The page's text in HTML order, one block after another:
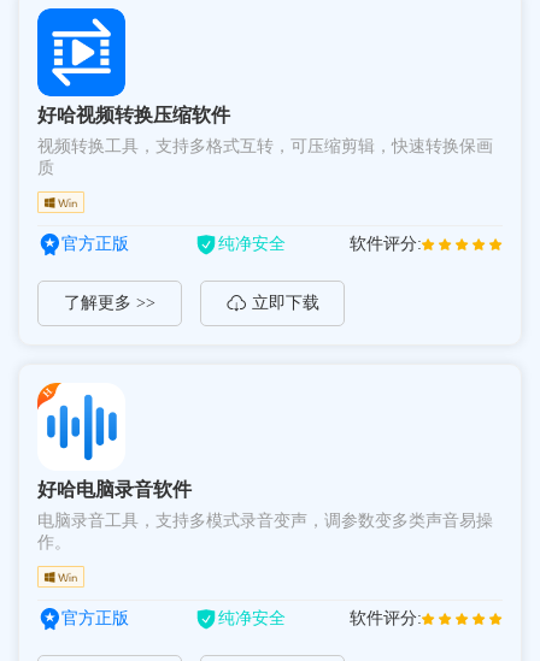
好哈视频转换压缩软件
视频转换工具，支持多格式互转，可压缩剪辑，快速转换保画
质
官方正版 纯净安全 软件评分:
了解更多 >> 立即下载
好哈电脑录音软件
电脑录音工具，支持多模式录音变声，调参数变多类声音易操
作。
官方正版 纯净安全 软件评分: